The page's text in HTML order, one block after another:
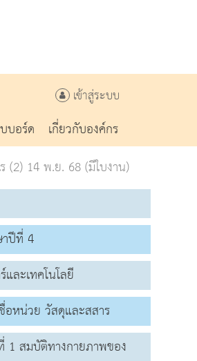
เข้าสู่ระบบ
บอร์ด
เกี่ยวกับองค์กร
(2) 14 พ.ย. 68 (มีใบงาน)
ปีที่ 4
ละเทคโนโลยี
หน่วย วัสดุและสสาร
1 สมบัติทางกายภาพของ